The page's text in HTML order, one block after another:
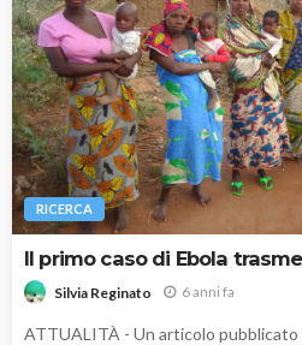
RICERCA
Il primo caso di Ebola
Silvia Reginato 6 anni fa
ATTUALITÀ - Un articolo pubblicato